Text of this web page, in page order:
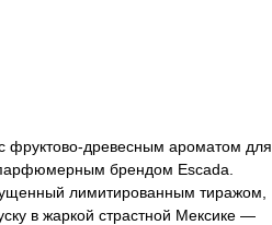
фруктово-древесным ароматом для
брендом Escada.
лимитированным тиражом,
в жаркой страстной Мексике —